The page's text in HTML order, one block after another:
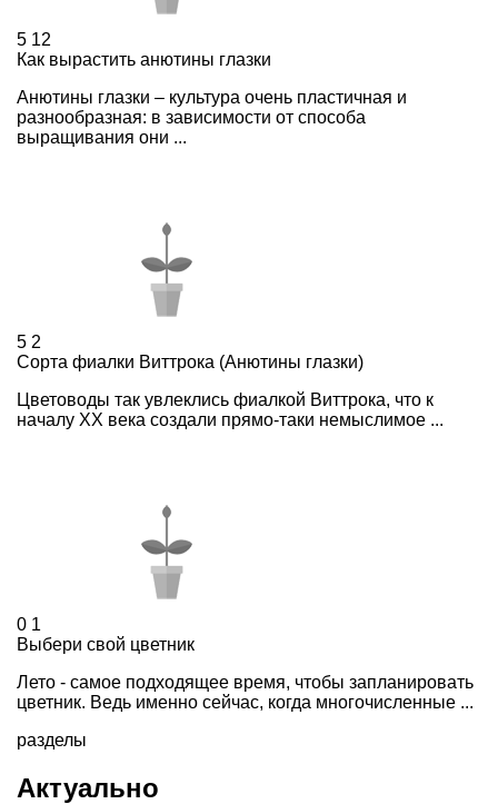
5 12
Как вырастить анютины глазки
Анютины глазки – культура очень пластичная и
разнообразная: в зависимости от способа
выращивания они ...
5 2
Сорта фиалки Виттрока (Анютины глазки)
Цветоводы так увлеклись фиалкой Виттрока, что к
началу ХХ века создали прямо-таки немыслимое ...
0 1
Выбери свой цветник
Лето - самое подходящее время, чтобы запланировать
цветник. Ведь именно сейчас, когда многочисленные ...
разделы
Актуально